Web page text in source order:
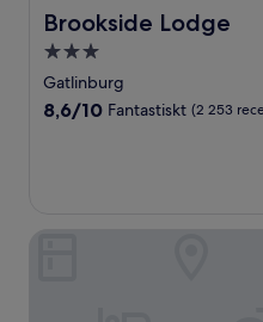
Brookside Lodge
Brookside Lodge
3.0-
stjärnigt
boende
Gatlinburg
8.6
8,6/10 Fantastiskt (2 253